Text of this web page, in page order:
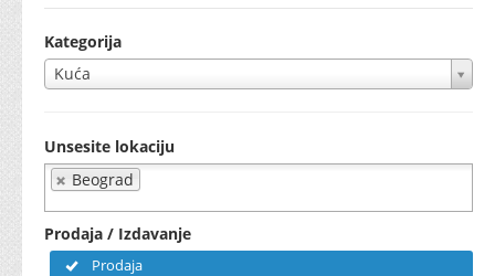
Kategorija
Kuća
Unsesite lokaciju
Beograd
Prodaja / Izdavanje
Prodaja